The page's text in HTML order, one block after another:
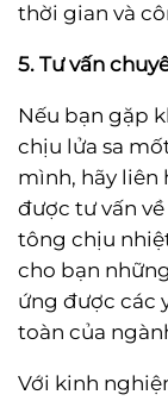
thời gian và
5. Tư vấn
Nếu bạn gặp
chịu lửa sa
mình, hãy liên
được tư vấn
tông chịu
cho bạn
ứng được các
toàn của
Với kinh